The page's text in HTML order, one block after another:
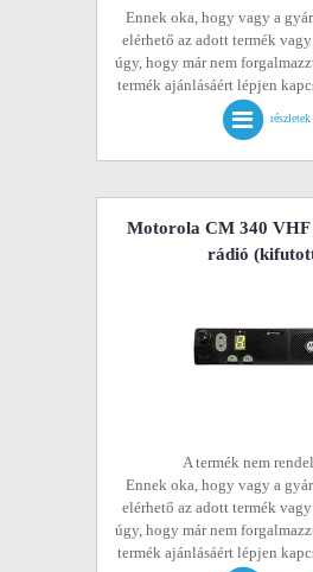
Ennek oka, hogy vagy a
elérhető az adott termék
úgy, hogy már nem
termék ajánlásáért lépjen
részletek
Motorola CM 340
rádió
A termék nem
Ennek oka, hogy vagy a
elérhető az adott termék
úgy, hogy már nem
termék ajánlásáért lépjen